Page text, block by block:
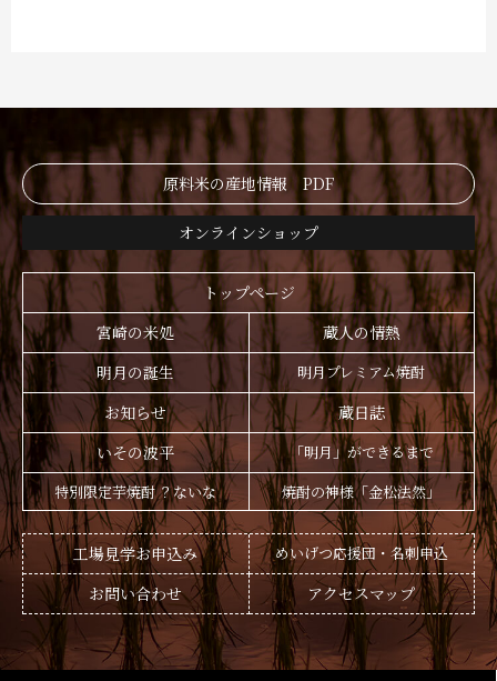
原料米の産地情報 PDF
オンラインショップ
トップページ
宮崎の米処
蔵人の情熱
明月の誕生
明月プレミアム焼酎
お知らせ
蔵日誌
いその波平
「明月」ができるまで
特別限定芋焼酎 ？ないな
焼酎の神様「金松法然」
工場見学お申込み めいげつ応援団・名刺申込
お問い合わせ アクセスマップ